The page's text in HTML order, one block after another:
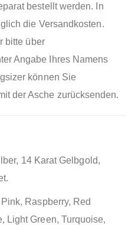
bestellt werden. In
die Versandkosten.
bitte über
Angabe Ihres Namens
können Sie
der Asche zurücksenden.
14 Karat Gelbgold,
Raspberry, Red
Light Green, Turquoise,